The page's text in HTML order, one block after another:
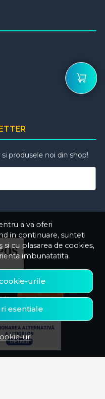
a va oferi
in continuare, sunteti
si cu plasarea de cookies,
imbunatatita.
urile
esentiale
uri
produsele noi din shop!